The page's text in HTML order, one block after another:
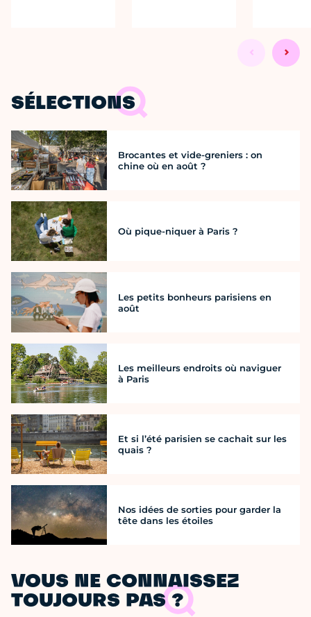
SÉLECTIONS
Brocantes et vide-greniers : on
chine où en août ?
Où pique-niquer à Paris ?
Les petits bonheurs parisiens en
août
Les meilleurs endroits où naviguer
à Paris
Et si l’été parisien se cachait sur les
quais ?
Nos idées de sorties pour garder la
tête dans les étoiles
VOUS NE CONNAISSEZ
TOUJOURS PAS ?